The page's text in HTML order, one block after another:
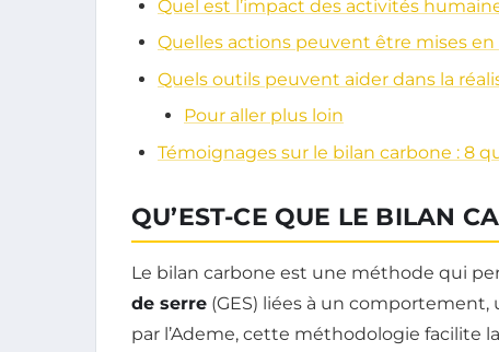
Quel est l’impact des activités
Quelles actions peuvent être mises
Quels outils peuvent aider dans la
Pour aller plus loin
Témoignages sur le bilan carbone : 8
QU’EST-CE QUE LE BILAN
Le bilan carbone est une méthode qui
de serre (GES) liées à un
par l’Ademe, cette méthodologie facilite